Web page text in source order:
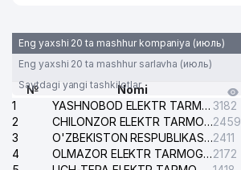
Eng yaxshi 20 ta mashhur kompaniya (июль)
Eng yaxshi 20 ta mashhur sarlavha (июль)
Saytdagi yangi tashkilotlar
№
Nomi
1
YASHNOBOD ELEKTR TARMOG'I NOSOZLIKLARI XIZMATI 3182
2
CHILONZOR ELEKTR TARMOG'I NOSOZLIK XIZMATI2459
3
O'ZBEKISTON RESPUBLIKASI BOSH PROKURATURASI ISHONCH TELEFONI2411
4
OLMAZOR ELEKTR TARMOG'I NOSOZLIKLARI XIZMATI2172